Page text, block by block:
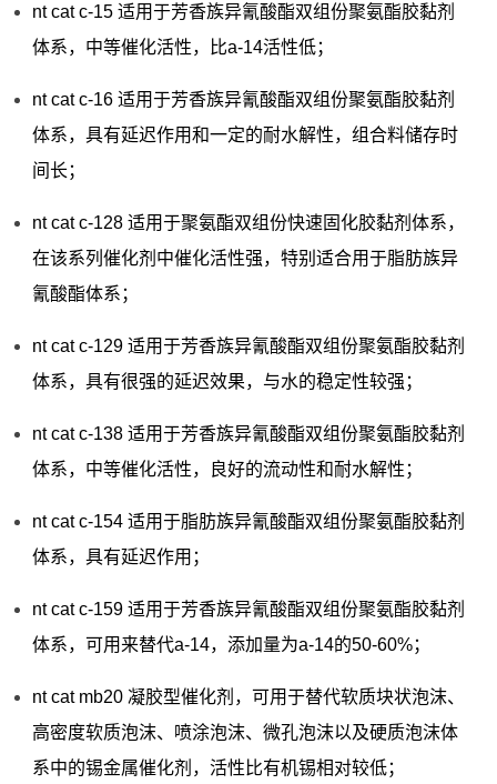
nt cat c-15 适用于芳香族异氰酸酯双组份聚氨酯胶黏剂
体系，中等催化活性，比a-14活性低；
nt cat c-16 适用于芳香族异氰酸酯双组份聚氨酯胶黏剂
体系，具有延迟作用和一定的耐水解性，组合料储存时
间长；
nt cat c-128 适用于聚氨酯双组份快速固化胶黏剂体系，
在该系列催化剂中催化活性强，特别适合用于脂肪族异
氰酸酯体系；
nt cat c-129 适用于芳香族异氰酸酯双组份聚氨酯胶黏剂
体系，具有很强的延迟效果，与水的稳定性较强；
nt cat c-138 适用于芳香族异氰酸酯双组份聚氨酯胶黏剂
体系，中等催化活性，良好的流动性和耐水解性；
nt cat c-154 适用于脂肪族异氰酸酯双组份聚氨酯胶黏剂
体系，具有延迟作用；
nt cat c-159 适用于芳香族异氰酸酯双组份聚氨酯胶黏剂
体系，可用来替代a-14，添加量为a-14的50-60%；
nt cat mb20 凝胶型催化剂，可用于替代软质块状泡沫、
高密度软质泡沫、喷涂泡沫、微孔泡沫以及硬质泡沫体
系中的锡金属催化剂，活性比有机锡相对较低；